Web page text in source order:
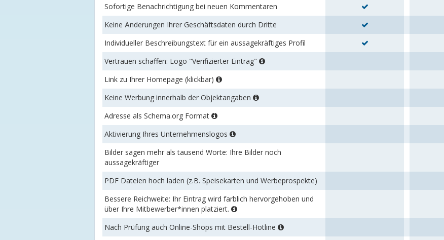
Sofortige Benachrichtigung bei neuen Kommentaren
Keine Änderungen Ihrer Geschäftsdaten durch Dritte
Individueller Beschreibungstext für ein aussagekräftiges Profil
Vertrauen schaffen: Logo "Verifizierter Eintrag"
Link zu Ihrer Homepage (klickbar)
Keine Werbung innerhalb der Objektangaben
Adresse als Schema.org Format
Aktivierung Ihres Unternehmenslogos
Bilder sagen mehr als tausend Worte: Ihre Bilder noch
aussagekräftiger
PDF Dateien hoch laden (z.B. Speisekarten und Werbeprospekte)
Bessere Reichweite: Ihr Eintrag wird farblich hervorgehoben und
über Ihre Mitbewerber*innen platziert.
Nach Prüfung auch Online-Shops mit Bestell-Hotline